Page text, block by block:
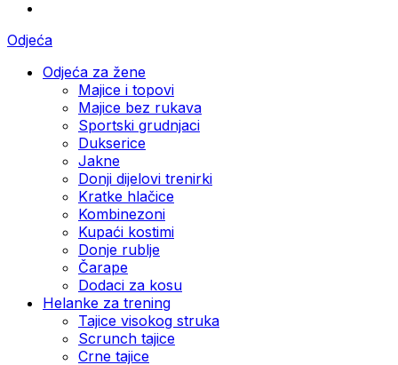
Odjeća
Odjeća za žene
Majice i topovi
Majice bez rukava
Sportski grudnjaci
Dukserice
Jakne
Donji dijelovi trenirki
Kratke hlačice
Kombinezoni
Kupaći kostimi
Donje rublje
Čarape
Dodaci za kosu
Helanke za trening
Tajice visokog struka
Scrunch tajice
Crne tajice